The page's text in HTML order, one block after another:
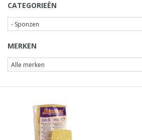
CATEGORIEËN
MERKEN